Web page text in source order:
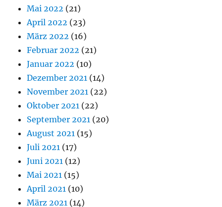
Mai 2022 (21)
April 2022 (23)
März 2022 (16)
Februar 2022 (21)
Januar 2022 (10)
Dezember 2021 (14)
November 2021 (22)
Oktober 2021 (22)
September 2021 (20)
August 2021 (15)
Juli 2021 (17)
Juni 2021 (12)
Mai 2021 (15)
April 2021 (10)
März 2021 (14)